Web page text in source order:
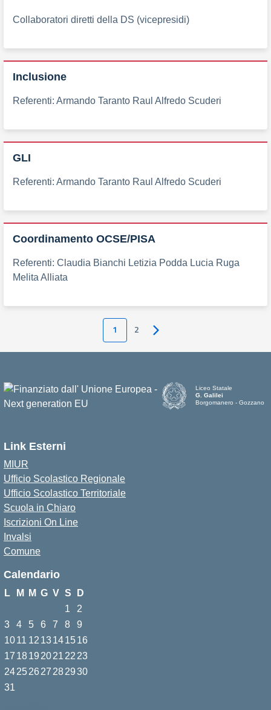
Collaboratori diretti della DS (vicepresidi)
Inclusione
Referenti: Armando Taranto Raul Alfredo Scuderi
GLI
Referenti: Armando Taranto Raul Alfredo Scuderi
Coordinamento OCSE/PISA
Referenti: Claudia Bianchi Letizia Podda Lucia Ruga
Melita Alliata
1 2 Pagina successiva
Liceo Statale
G. Galilei
Borgomanero - Gozzano
Link Esterni
MIUR
Ufficio Scolastico Regionale
Ufficio Scolastico Territoriale
Scuola in Chiaro
Iscrizioni On Line
Invalsi
Comune
Calendario
L M M G V S
D
1
2
3
4 5 6 7 8
9
1011 12 13141516
17 1819 2021 22 23
24252627 282930
31